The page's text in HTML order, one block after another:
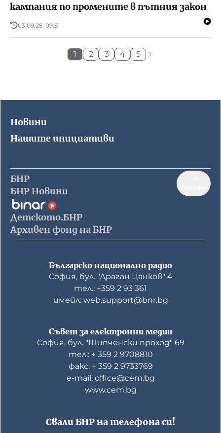
кампания по промените в пътния закон
03.09.25, 09:51
1 2 3 4 5
Новини
Нашите инициативи
БНР
БНР Новини
Детското.БНР
Архивен фонд на БНР
Българско национално радио
София, бул. "Драган Цанков" 4
тел.: +359 2 93 361
имейл: web.support@bnr.bg
Свали БНР на телефона си!
Съвет за електронни медии
София, бул. "Шипченски проход" 69
тел.: + 359 2 9708810
факс: + 359 2 9733769
е-mail: office@cem.bg
www.cem.bg